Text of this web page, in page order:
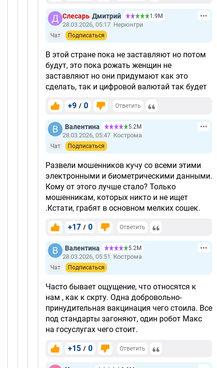
Слесарь Дмитрий 1.9М
28.03.2026, 05:17 Нерюнгри
Чат Подписаться
В этой стране пока не заставляют но потом
будут, это пока рожать женщин не
заставляют но они придумают как это
сделать, так и цифровой валютай так будет
+9 / 0 Ответить
Валентина 5.2М
28.03.2026, 05:47 Кострома
Чат Подписаться
Развели мошенников кучу со всеми этими
электронными и биометрическими данными.
Кому от этого лучше стало? Только
мошенникам, которых никто и не ищет
.Кстати, грабят в основном мелких сошек.
+17 / 0 Ответить
Валентина 5.2М
28.03.2026, 05:51 Кострома
Чат Подписаться
Часто бывает ощущение, что относятся к
нам , как к скрту. Одна добровольно-
принудительная вакцинация чего стоила. Все
под стандарты загоняют, один робот Макс
на госуслугах чего стоит.
+15 / 0 Ответить